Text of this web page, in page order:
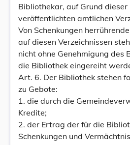
Bibliothekar, auf Grund dieser
veröffentlichten amtlichen
Von Schenkungen
auf diesen Verzeichnissen
nicht ohne Genehmigung des
die Bibliothek eingereiht
Art. 6. Der Bibliothek stehen
zu Gebote:
1. die durch die
Kredite;
2. der Ertrag der für die
Schenkungen und